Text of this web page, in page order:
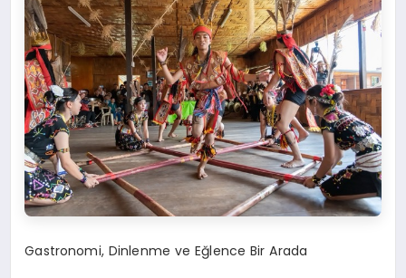
Gastronomi, Dinlenme ve Eğlence Bir Arada